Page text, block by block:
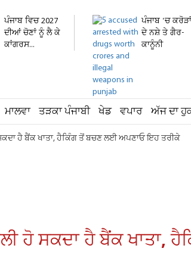
ਪੰਜਾਬ ਵਿਚ 2027
ਦੀਆਂ ਚੋਣਾਂ ਨੂੰ ਲੈ ਕੇ
ਕਾਂਗਰਸ...
ਪੰਜਾਬ 'ਚ ਕਰੋੜਾਂ
ਦੇ ਨਸ਼ੇ ਤੇ ਗੈਰ-
ਕਾਨੂੰਨੀ
ਮਾਲਵਾ ਤੜਕਾ ਪੰਜਾਬੀ ਖੇਡ ਵਪਾਰ ਅੱਜ ਦਾ
ਹੈ ਬੈਂਕ ਖਾਤਾ, ਹੈਕਿੰਗ ਤੋਂ ਬਚਣ ਲਈ ਅਪਣਾਓ ਇਹ ਤਰੀਕੇ
ਹੋ ਸਕਦਾ ਹੈ ਬੈਂਕ